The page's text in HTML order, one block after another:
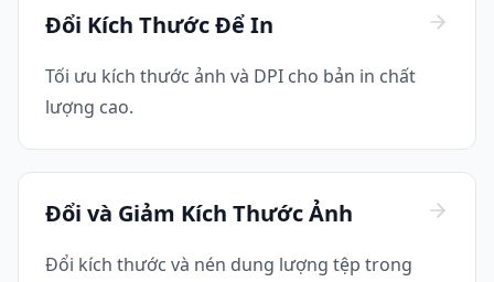
Đổi Kích Thước Để In
Tối ưu kích thước ảnh và DPI cho bản in chất
lượng cao.
Đổi và Giảm Kích Thước Ảnh
Đổi kích thước và nén dung lượng tệp trong